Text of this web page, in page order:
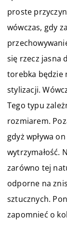
proste
wówczas, gdy
się rzecz jasna
torebka będzie
stylizacji.
Tego typu
rozmiarem.
gdyż wpływa
wytrzymałość.
zarówno tej
odporne na
sztucznych.
zapomnieć o